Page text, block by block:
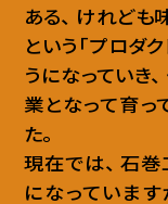
ある、 けれども
という「プロダ
うになっていき、
業となって育っ
た。
現在では、 石巻
になっています